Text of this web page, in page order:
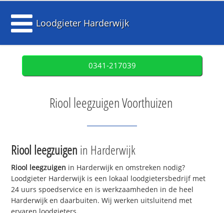
Loodgieter Harderwijk
0341-217039
Riool leegzuigen Voorthuizen
Riool leegzuigen in Harderwijk
Riool leegzuigen in Harderwijk en omstreken nodig?
Loodgieter Harderwijk is een lokaal loodgietersbedrijf met
24 uurs spoedservice en is werkzaamheden in de heel
Harderwijk en daarbuiten. Wij werken uitsluitend met